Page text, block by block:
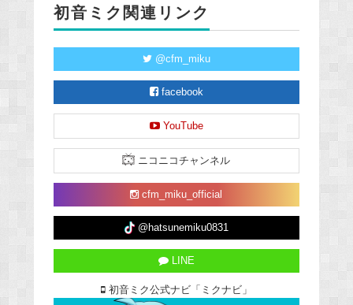
初音ミク関連リンク
@cfm_miku
facebook
YouTube
ニコニコチャンネル
cfm_miku_official
@hatsunemiku0831
LINE
初音ミク公式ナビ「ミクナビ」